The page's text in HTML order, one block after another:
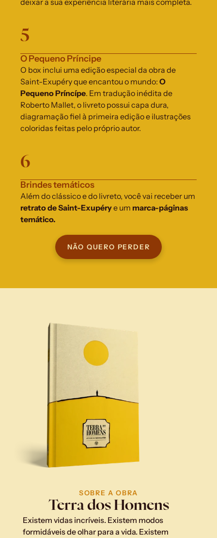
deixar a sua experiência literária mais completa.
5
O Pequeno Príncipe
O box inclui uma edição especial da obra de
Saint-Exupéry que encantou o mundo: O
Pequeno Príncípe. Em tradução inédita de
Roberto Mallet, o livreto possui capa dura,
diagramação fiel à primeira edição e ilustrações
coloridas feitas pelo próprio autor.
6
Brindes temáticos
retrato de Saint-Exupéry e um marca-páginas
temático.
NÃO QUERO PERDER
SOBRE A OBRA
Terra dos Homens
Existem vidas incríveis. Existem modos
formidáveis de olhar para a vida. Existem